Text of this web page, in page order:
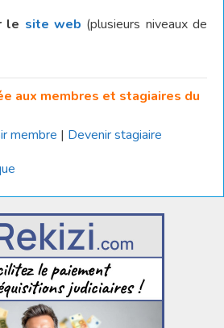
le site web (plusieurs niveaux de
aux membres et stagiaires du
membre | Devenir stagiaire